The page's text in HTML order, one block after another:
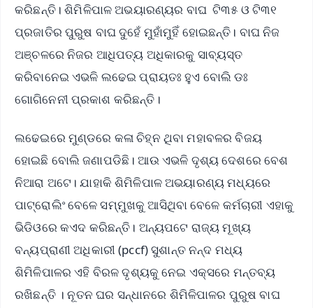
କରିଛନ୍ତି। ଶିମିଳିପାଳ ଅଭୟାରଣ୍ୟର ବାଘ ଟି୩୫ ଓ ଟି୩୧
ପ୍ରଜାତିର ପୁରୁଷ ବାଘ ଦୁହେଁ ମୁହାଁମୁହିଁ ହୋଇଛନ୍ତି। ବାଘ ନିଜ
ଅଞ୍ଚଳରେ ନିଜର ଆଧିପତ୍ୟ ଅଧିକାରକୁ ସାବ୍ୟସ୍ତ
କରିବାନେଇ ଏଭଳି ଲଢେଇ ପ୍ରାୟତଃ ହୁଏ ବୋଲି ଡଃ
ଗୋଗିନେନୀ ପ୍ରକାଶ କରିଛନ୍ତି।
ଲଢେଇରେ ମୁଣ୍ଡରେ କଳା ଚିହ୍ନ ଥିବା ମହାବଳର ବିଜୟ
ହୋଇଛି ବୋଲି ଜଣାପଡିଛି। ଆଉ ଏଭଳି ଦୃଶ୍ୟ ଦେଶରେ ବେଶ
ନିଆରା ଅଟେ। ଯାହାକି ଶିମିଳିପାଳ ଅଭୟାରଣ୍ୟ ମଧ୍ୟରେ
ପାଟ୍ରୋଲିଂ ବେଳେ ସମ୍ମୁଖକୁ ଆସିଥିବା ବେଳେ କର୍ମଚାରୀ ଏହାକୁ
ଭିଡିଓରେ କଏଦ କରିଛନ୍ତି। ଅନ୍ୟପଟେ ରାଜ୍ୟ ମୂଖ୍ୟ
ବନ୍ୟପ୍ରାଣୀ ଅଧିକାରୀ (pccf) ସୁଶାନ୍ତ ନନ୍ଦ ମଧ୍ୟ
ଶିମିଳିପାଳର ଏହି ବିରଳ ଦୃଶ୍ୟକୁ ନେଇ ଏକ୍ସରେ ମନ୍ତବ୍ୟ
ରଖିଛନ୍ତି । ନୂତନ ଘର ସନ୍ଧାନରେ ଶିମିଳିପାଳର ପୁରୁଷ ବାଘ